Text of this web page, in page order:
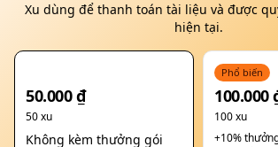
Xu dùng để thanh toán tài liệu và được
hiện tại.
50.000 ₫
50 xu
Không kèm thưởng gói
Phổ biến
100.000
100 xu
+10%